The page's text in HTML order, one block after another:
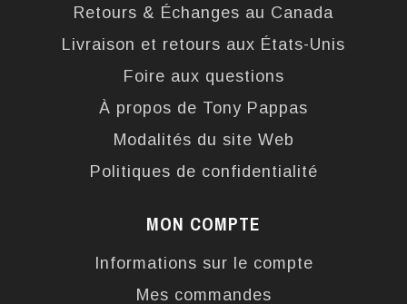
Retours & Échanges au Canada
Livraison et retours aux États-Unis
Foire aux questions
À propos de Tony Pappas
Modalités du site Web
Politiques de confidentialité
MON COMPTE
Informations sur le compte
Mes commandes